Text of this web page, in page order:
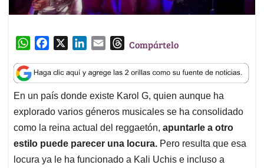
W
a
t
s
A
p
p
c
e
b
o
o
k
n
k
e
d
I
n
a
i
l
T
r
e
a
d
s
Compártelo
En un país donde existe Karol G, quien aunque ha
explorado varios géneros musicales se ha consolidado
como la reina actual del reggaetón, apuntarle a otro
estilo puede parecer una locura. Pero resulta que esa
locura ya le ha funcionado a Kali Uchis e incluso a